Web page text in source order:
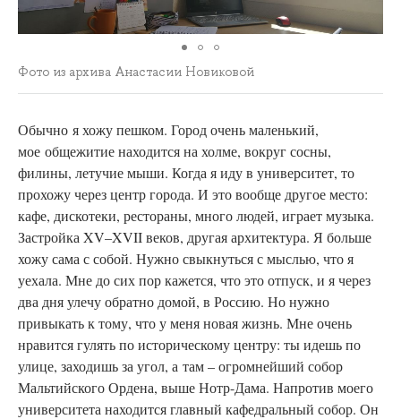
Фото из архива Анастасии Новиковой
Обычно я хожу пешком. Город очень маленький,
мое общежитие находится на холме, вокруг сосны,
филины, летучие мыши. Когда я иду в университет, то
прохожу через центр города. И это вообще другое место:
кафе, дискотеки, рестораны, много людей, играет музыка.
Застройка XV–XVII веков, другая архитектура. Я больше
хожу сама с собой. Нужно свыкнуться с мыслью, что я
уехала. Мне до сих пор кажется, что это отпуск, и я через
два дня улечу обратно домой, в Россию. Но нужно
привыкать к тому, что у меня новая жизнь. Мне очень
нравится гулять по историческому центру: ты идешь по
улице, заходишь за угол, а там – огромнейший собор
Мальтийского Ордена, выше Нотр-Дама. Напротив моего
университета находится главный кафедральный собор. Он